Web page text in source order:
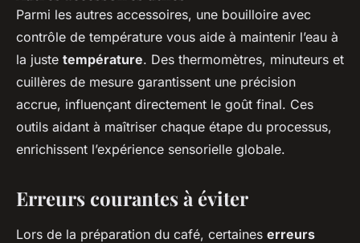
Parmi les autres accessoires, une bouilloire avec
contrôle de température vous aide à maintenir l’eau à
la juste température. Des thermomètres, minuteurs et
cuillères de mesure garantissent une précision
accrue, influençant directement le goût final. Ces
outils aidant à maîtriser chaque étape du processus,
enrichissent l’expérience sensorielle globale.
Erreurs courantes à éviter
Lors de la préparation du café, certaines erreurs